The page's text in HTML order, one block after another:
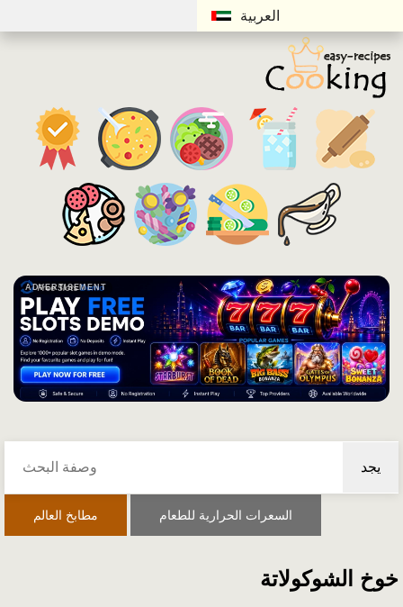
العربية
ADVERTISEMENT
يجد
مطابخ العالم السعرات الحرارية للطعام
خوخ الشوكولاتة